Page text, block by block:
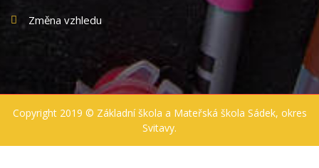
Změna vzhledu
Copyright 2019 © Základní škola a Mateřská škola Sádek, okres
Svitavy.